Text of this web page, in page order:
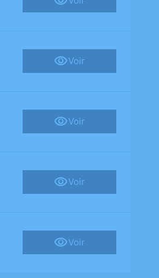
Voir
Voir
Voir
Voir